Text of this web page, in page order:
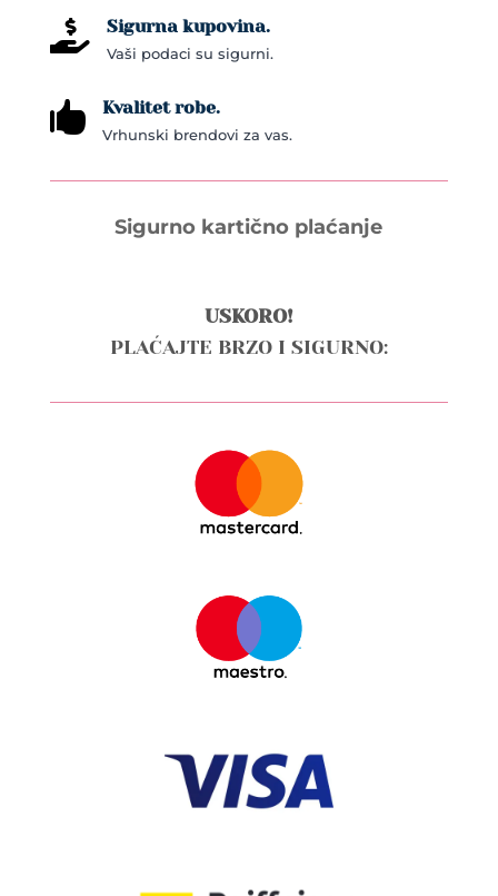
 Sigurna kupovina.
Vaši podaci su sigurni.
 Kvalitet robe.
Vrhunski brendovi za vas.
Sigurno kartično plaćanje
USKORO!
PLAĆAJTE BRZO I SIGURNO: